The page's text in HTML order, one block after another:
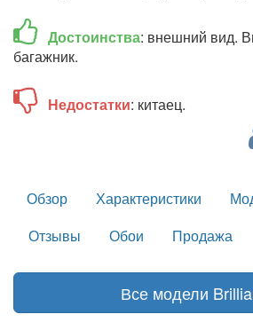
Достоинства: внешний вид.
багажник.
Недостатки: китаец.
Обзор Характеристики
Отзывы
Обои Продажа
Все модели